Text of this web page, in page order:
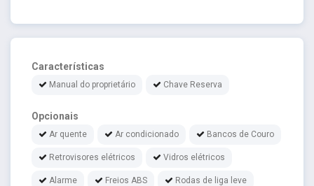
Características
Manual do proprietário Chave Reserva
Opcionais
Ar quente Ar condicionado Bancos de Couro
Retrovisores elétricos Vidros elétricos
Alarme Freios ABS Rodas de liga leve